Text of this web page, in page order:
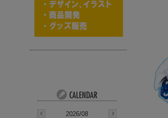
2026/08